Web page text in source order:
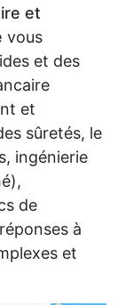
et
vous
et des
et
sûretés, le
ingénierie
de
à
et